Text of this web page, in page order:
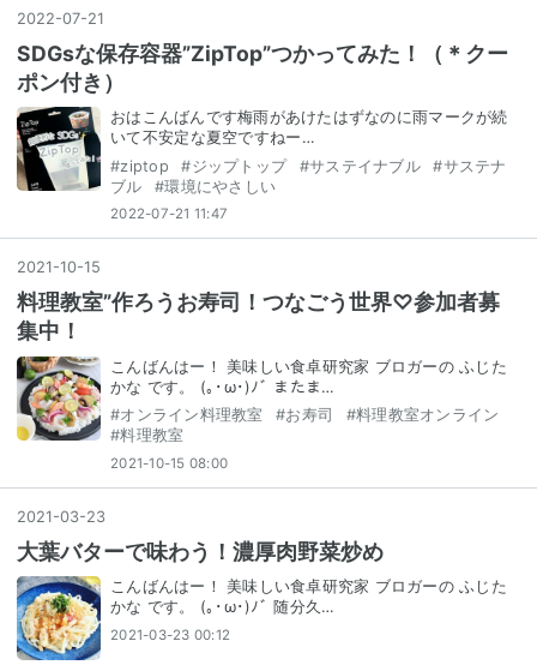
2022-07-21
SDGsな保存容器”ZipTop”つかってみた！（＊クー
ポン付き）
おはこんばんです梅雨があけたはずなのに⁣雨マークが続
いて⁣不安定な夏空ですねー⁣⁣…
#ziptop #ジップトップ #サステイナブル #サステナ
ブル
#環境にやさしい
2022-07-21 11:47
2021 -10-15
料理教室”作ろうお寿司！つなごう世界♡参加者募
集中！
こんばんはー！ 美味しい食卓研究家 ブロガーの ふじた
かな です。 (｡･ω･)ﾉﾞ⁣ またま…
#オンライン料理教室 #お寿司 #料理教室オンライン
#料理教室
2021-10-15 08:00
2021 -03-23
大葉バターで味わう！濃厚肉野菜炒め
こんばんはー！ 美味しい食卓研究家 ブロガーの ふじた
かな です。 (｡･ω･)ﾉﾞ⁣ 随分久…
2021-03-23 00:12